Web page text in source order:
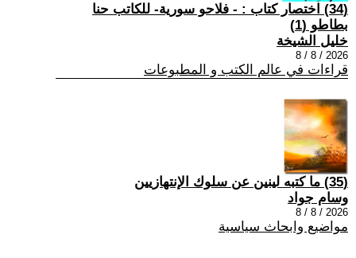
(34) اختصار كتاب : - فلاحو سورية- للكاتب حنا
بطاطو (1)
خليل الشيخة
2026 / 8 / 8
قراءات في عالم الكتب و المطبوعات
(35) ما كتبه لينين عن سلوك الإنتهازيين
وسام جواد
2026 / 8 / 8
مواضيع وابحاث سياسية